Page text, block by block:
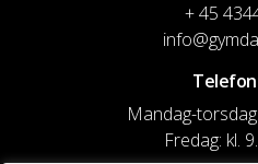
+ 45
Mandag-
Fredag: kl.